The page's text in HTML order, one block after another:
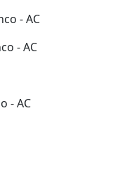
- AC
- AC
- AC